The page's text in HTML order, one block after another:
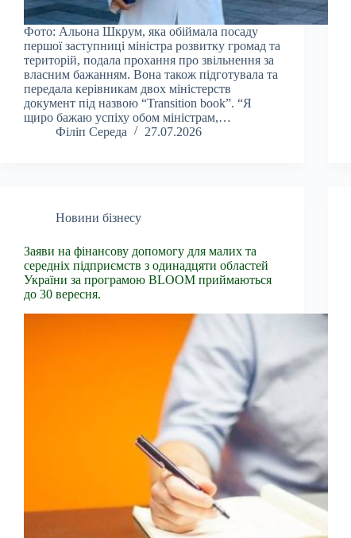
Фото: Альона Шкрум, яка обіймала посаду
першої заступниці міністра розвитку громад та
територій, подала прохання про звільнення за
власним бажанням. Вона також підготувала та
передала керівникам двох міністерств
документ під назвою “Transition book”. “Я
щиро бажаю успіху обом міністрам,…
Філіп Середа
27.07.2026
Новини бізнесу
Заяви на фінансову допомогу для малих та
середніх підприємств з одинадцяти областей
України за програмою BLOOM приймаються
до 30 вересня.